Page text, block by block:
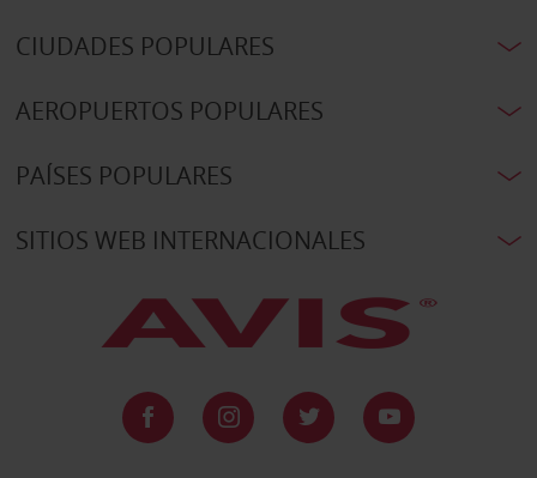
CIUDADES POPULARES
AEROPUERTOS POPULARES
PAÍSES POPULARES
SITIOS WEB INTERNACIONALES